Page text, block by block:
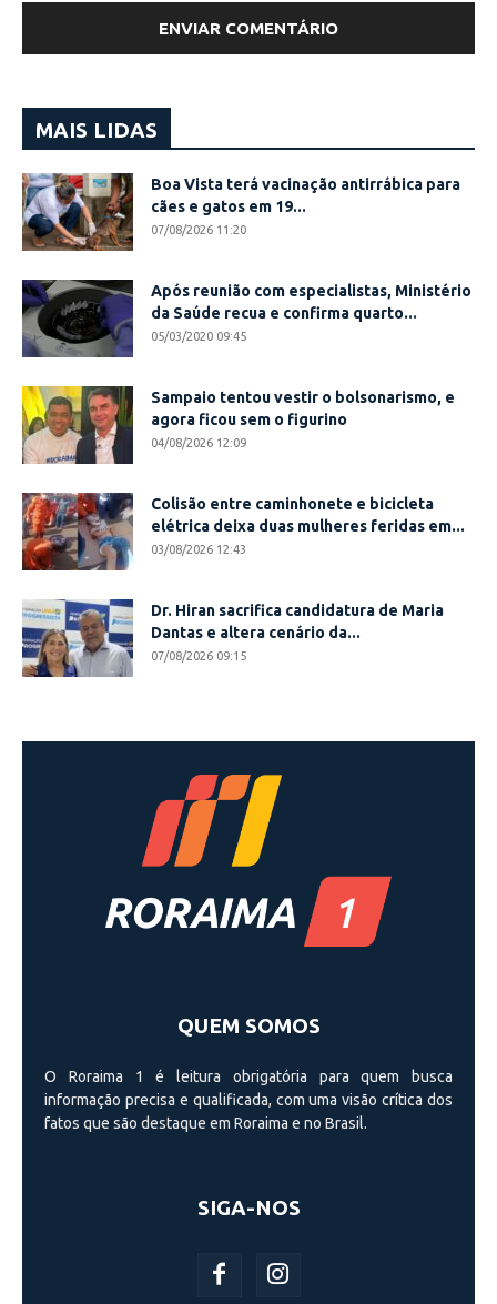
MAIS LIDAS
Boa Vista terá vacinação antirrábica para
cães e gatos em 19...
07/08/2026 11:20
Após reunião com especialistas, Ministério
da Saúde recua e confirma quarto...
05/03/2020 09:45
Sampaio tentou vestir o bolsonarismo, e
agora ficou sem o figurino
04/08/2026 12:09
Colisão entre caminhonete e bicicleta
elétrica deixa duas mulheres feridas em...
03/08/2026 12:43
Dr. Hiran sacrifica candidatura de Maria
Dantas e altera cenário da...
07/08/2026 09:15
QUEM SOMOS
O Roraima 1 é leitura obrigatória para quem busca
informação precisa e qualificada, com uma visão crí­tica dos
fatos que são destaque em Roraima e no Brasil.
SIGA-NOS